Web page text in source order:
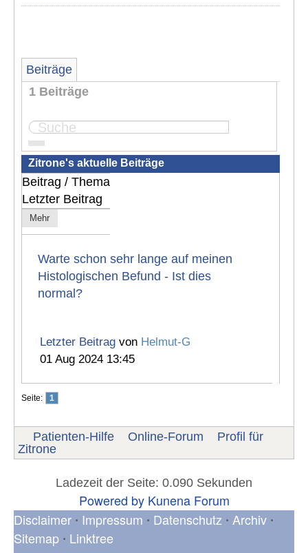
Beiträge
1 Beiträge
Seite:
Zitrone's aktuelle Beiträge
Beitrag / Thema
Letzter Beitrag
Mehr
Warte schon sehr lange auf meinen
Histologischen Befund - Ist dies
normal?
Letzter Beitrag von Helmut-G
01 Aug 2024 13:45
Seite: 1
Patienten-Hilfe Online-Forum
Profil für
Zitrone
Ladezeit der Seite: 0.090 Sekunden
Powered by Kunena Forum
Disclaimer • Impressum • Datenschutz • Archiv •
Sitemap • Linktree